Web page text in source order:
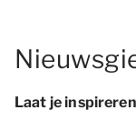
Laat je